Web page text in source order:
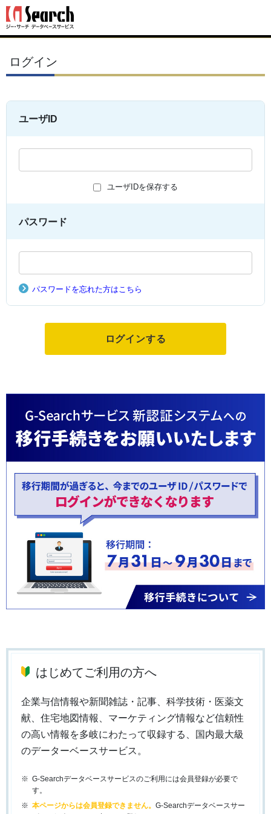
ログイン
ユーザID
ユーザIDを保存する
パスワード
パスワードを忘れた方はこちら
はじめてご利用の方へ
企業与信情報や新聞雑誌・記事、科学技術・医薬文
献、住宅地図情報、マーケティング情報など信頼性
の高い情報を多岐にわたって収録する、国内最大級
のデーターベースサービス。
G-Searchデータベースサービスのご利用には会員登録が必要で
す。
本ページからは会員登録できません。 G-Searchデータベースサー